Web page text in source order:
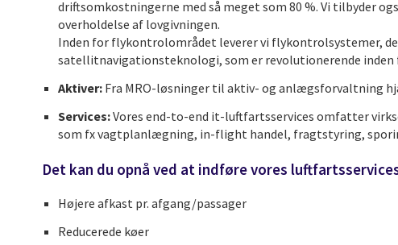
driftsomkostningerne med så meget som 80 %. Vi tilbyder
overholdelse af lovgivningen.
Inden for flykontrolområdet leverer vi flykontrolsystemer,
satellitnavigationsteknologi, som er revolutionerende
Aktiver: Fra MRO-løsninger til aktiv- og anlægsforvaltning
Services:Vores end-to-end it-luftfartsservices omfatter
som fx vagtplanlægning, in-flight handel, fragtstyring,
Det kan du opnå ved at indføre vores
Højere afkast pr. afgang/passager
Reducerede køer